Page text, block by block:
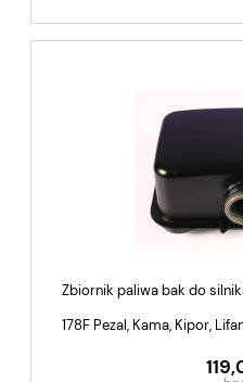
Zbiornik paliwa bak do
178F Pezal, Kama, Kipor,